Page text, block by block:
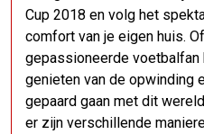
Cup 2018 en volg het
comfort van je eigen huis.
gepassioneerde
genieten van de opwinding
gepaard gaan met dit
er zijn verschillende